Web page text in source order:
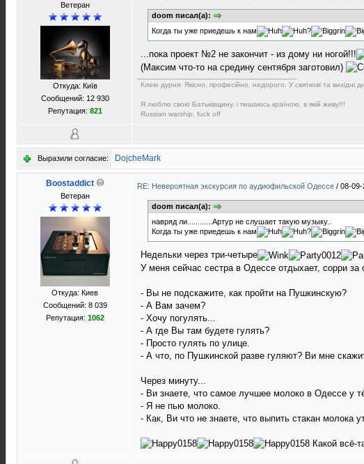
Ветеран
Откуда: Київ
Сообщений: 12 930
Репутация: 821
doom писал(а):
Когда ты уже приедешь к нам
?
...пока проект №2 не закончит - из дому ни ногой!!!
(Максим что-то на средину сентября заготовил)
Клею дурня. Якісно, професійно, недорого. У святкові та вихідні
Я люблю свою Батьківщину, і пишаюсь країною, в якій живу!!!
Russian warship, fuck off
Выразили согласие: DojcheMark
Boostaddict
Ветеран
Откуда: Киев
Сообщений: 8 039
Репутация: 1062
RE: Невероятная экскурсия по аудиофильской Одессе / 08-09-
doom писал(а):
навряд ли............Артур не слушает такую музыку..
Когда ты уже приедешь к нам
?
Недельки через три-четыре
У меня сейчас сестра в Одессе отдыхает, сорри
- Вы не подскажите, как пройти на Пушкинскую?
- А Вам зачем?
- Хочу погулять...
- А где Вы там будете гулять?
- Просто гулять по улице.
- А что, по Пушкинской разве гуляют? Ви мне
Через минуту...
- Ви знаете, что самое лучшее молоко в Одессе у
- Я не пью молоко.
- Как, Ви что не знаете, что выпить стакан молока
Какой всё-